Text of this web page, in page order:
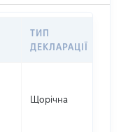
ТИП
ДЕКЛАРАЦІЇ
Щорічна